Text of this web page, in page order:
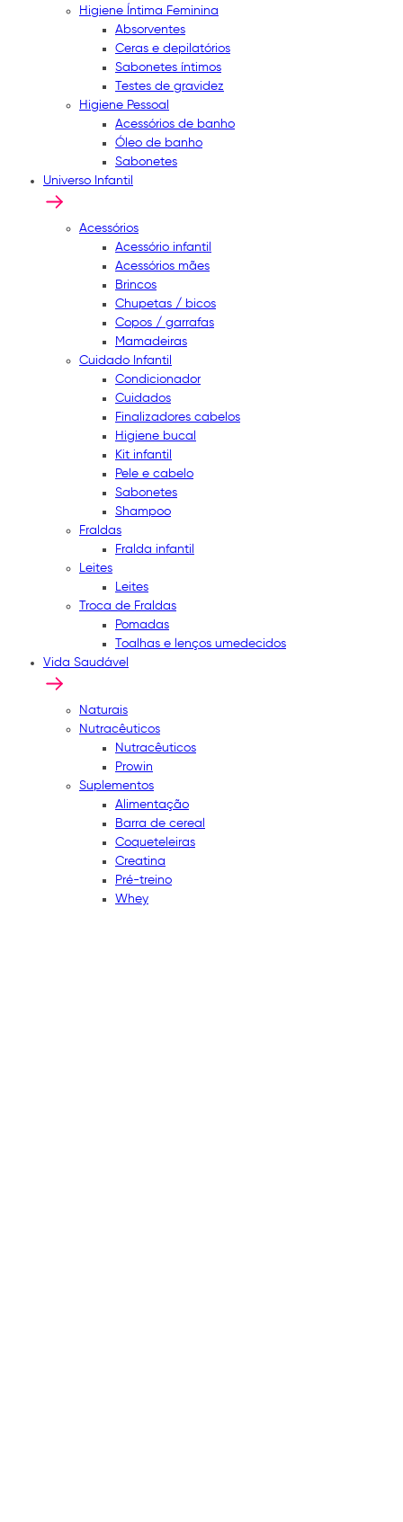
Higiene Íntima Feminina
Absorventes
Ceras e depilatórios
Sabonetes íntimos
Testes de gravidez
Higiene Pessoal
Acessórios de banho
Óleo de banho
Sabonetes
Universo Infantil
Acessórios
Acessório infantil
Acessórios mães
Brincos
Chupetas / bicos
Copos / garrafas
Mamadeiras
Cuidado Infantil
Condicionador
Cuidados
Finalizadores cabelos
Higiene bucal
Kit infantil
Pele e cabelo
Sabonetes
Shampoo
Fraldas
Fralda infantil
Leites
Leites
Troca de Fraldas
Pomadas
Toalhas e lenços umedecidos
Vida Saudável
Naturais
Nutracêuticos
Nutracêuticos
Prowin
Suplementos
Alimentação
Barra de cereal
Coqueteleiras
Creatina
Pré-treino
Whey